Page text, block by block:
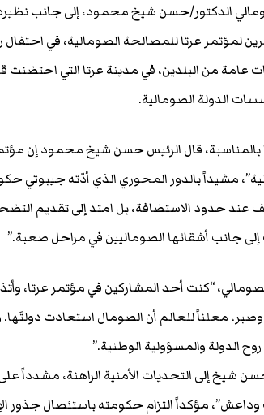
الدكتور/حسن شيخ محمود، إلى جانب
لمؤتمر عرتا للمصالحة الصومالية، في
من البلدين، في مدينة عرتا التي
الدولة الصومالية.
بالمناسبة، قال الرئيس حسن شيخ محمود إن
مشيداً بالدور المحوري الذي أدّته جيبوتي
عند حدود الاستضافة، بل امتد إلى تقديم
إلى جانب أشقائها الصوماليين في مراحل صعبة.”
“كنت أحد المشاركين في مؤتمر عرتا،
معلناً للعالم أن الصومال استعادت دولتَها.
الدولة والمسؤولية الوطنية.”
شيخ إلى التحديات الأمنية الراهنة، مشدداً
مؤكداً التزام حكومته باستئصال جذور